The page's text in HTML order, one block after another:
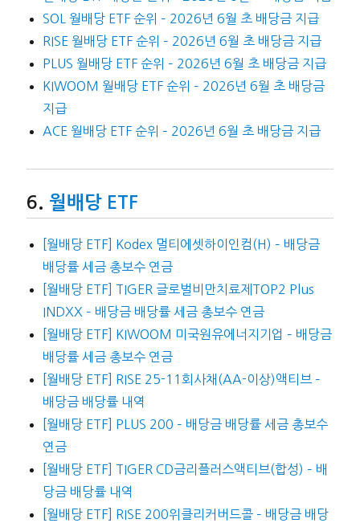
SOL 월배당 ETF 순위 – 2026년 6월 초 배당금 지급
RISE 월배당 ETF 순위 – 2026년 6월 초 배당금 지급
PLUS 월배당 ETF 순위 – 2026년 6월 초 배당금 지급
KIWOOM 월배당 ETF 순위 – 2026년 6월 초 배당금
지급
ACE 월배당 ETF 순위 – 2026년 6월 초 배당금 지급
월배당 ETF
[월배당 ETF] Kodex 멀티에셋하이인컴(H) – 배당금
배당률 세금 총보수 연금
[월배당 ETF] TIGER 글로벌비만치료제TOP2 Plus
INDXX – 배당금 배당률 세금 총보수 연금
[월배당 ETF] KIWOOM 미국원유에너지기업 – 배당금
배당률 세금 총보수 연금
[월배당 ETF] RISE 25-11회사채(AA-이상)액티브 –
배당금 배당률 내역
[월배당 ETF] PLUS 200 – 배당금 배당률 세금 총보수
연금
[월배당 ETF] TIGER CD금리플러스액티브(합성) – 배
당금 배당률 내역
[월배당 ETF] RISE 200위클리커버드콜 – 배당금 배당